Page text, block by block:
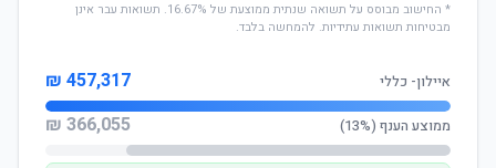
* החישוב מבוסס על תשואה שנתית ממוצעת של 16.67%. תשואות עבר אינן
מבטיחות תשואות עתידיות. להמחשה בלבד.
איילון- כללי 457,317 ₪
ממוצע הענף (13%) 366,055 ₪